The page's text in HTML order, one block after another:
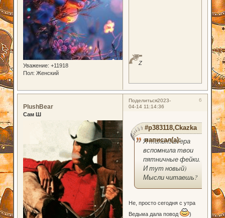
Уважение: +11918
Пол: Женский
Z
Поделиться 6
2023-
04-14 11:14:36
PlushBear
Сам Ш
#p383118,Ckazka
написал(а):
Я только вчера
вспомнила твои
пятничные фейки.
И тут новый)
Мысли читаешь?
Не, просто сегодня с утра
Ведьма дала повод
)